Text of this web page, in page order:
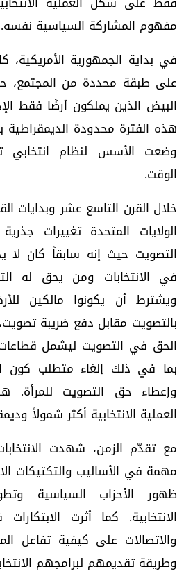
مفهوم المشاركة السياسية نفسه.
في بداية الجمهورية الأمريكية،
على طبقة محددة من المجتمع،
البيض الذين يملكون أرضًا فقط
هذه الفترة محدودة
وضعت الأسس لنظام انتخابي
الوقت.
خلال القرن التاسع عشر وبدايات
الولايات المتحدة تغييرات
التصويت حيث إنه سابقاً كان لا
في الانتخابات ومن يحق له
ويشترط أن يكونوا مالكين
بالتصويت مقابل دفع ضريبة
الحق في التصويت ليشمل
بما في ذلك إلغاء متطلب كون
وإعطاء حق التصويت للمرأة.
العملية الانتخابية أكثر شمولاً
مع تقدّم الزمن، شهدت
مهمة في الأساليب والتكتيكات
ظهور الأحزاب السياسية
الانتخابية. كما أثرت
والاتصالات على كيفية تفاعل
وطريقة تقديمهم لبرامجهم